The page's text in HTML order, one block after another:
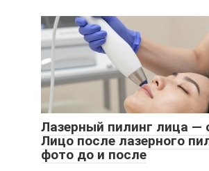
Лазерный пилинг лица —
Лицо после лазерного
фото до и после